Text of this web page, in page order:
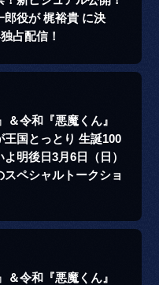
郎役が 梶裕貴 に決
占配信！
＆令和『悪魔くん』
国とっとり 生誕100
明後日3月6日（日）
ペシャルトークショ
＆令和『悪魔くん』